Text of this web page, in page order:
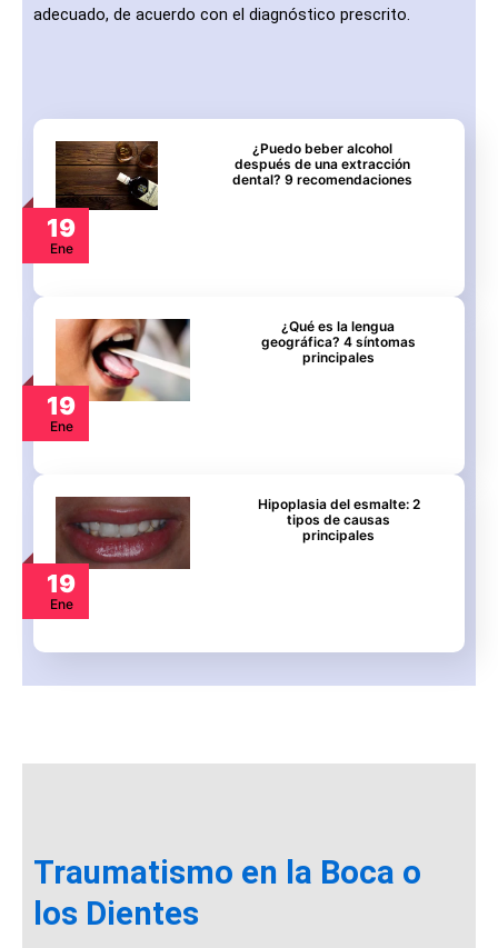
adecuado, de acuerdo con el diagnóstico prescrito.
19
Ene
¿Puedo beber alcohol
después de una extracción
dental? 9 recomendaciones
19
Ene
¿Qué es la lengua
geográfica? 4 síntomas
principales
19
Ene
Hipoplasia del esmalte: 2
tipos de causas
principales
Traumatismo en la Boca o
los Dientes